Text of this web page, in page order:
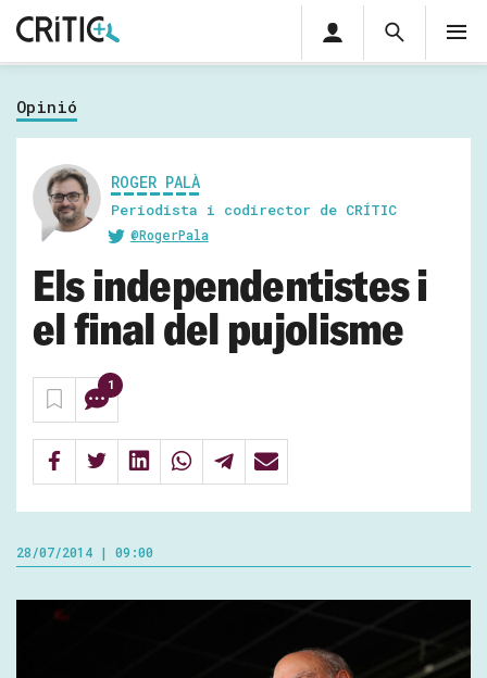
Cerca
Cerca
privada
Inicia sessió
Opinió
ROGER PALÀ
Periodista i codirector de CRÍTIC
@RogerPala
Els independentistes i
el final del pujolisme
1
28/07/2014 | 09:00